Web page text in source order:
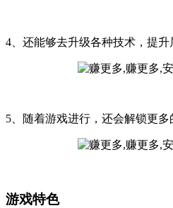
4、还能够去升级各种技术，提升
5、随着游戏进行，还会解锁更多
游戏特色